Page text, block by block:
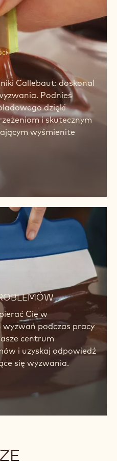
Callebaut, które
desery i
wyselekcjonowanym
i odkrywaj świat
Callebaut: doskonal
Podnieś
dzięki
i skutecznym
wyśmienite
podczas pracy